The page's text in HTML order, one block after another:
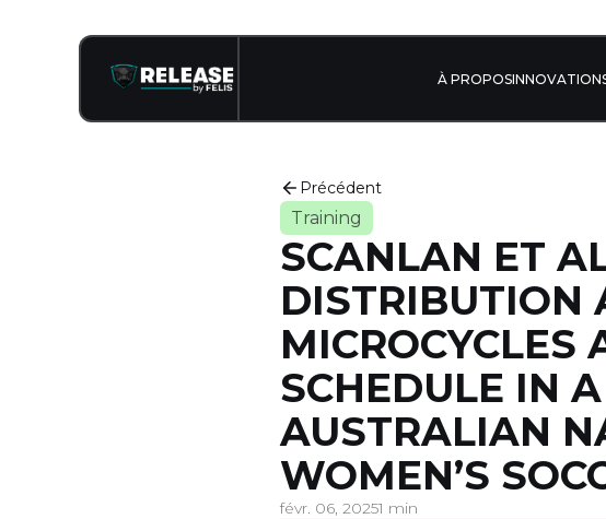
INNOVATION
À PROPOS
Précédent
Training
SCANLAN ET
DISTRIBUTION
MICROCYCLES
SCHEDULE IN
AUSTRALIAN
WOMEN’S
févr. 06, 20251 min